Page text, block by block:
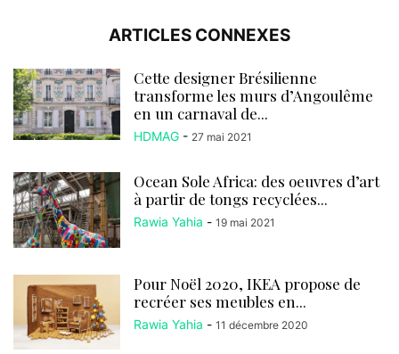
ARTICLES CONNEXES
Cette designer Brésilienne
transforme les murs d’Angoulême
en un carnaval de...
HDMAG - 27 mai 2021
Ocean Sole Africa: des oeuvres d’art
à partir de tongs recyclées...
Rawia Yahia - 19 mai 2021
Pour Noël 2020, IKEA propose de
recréer ses meubles en...
Rawia Yahia - 11 décembre 2020